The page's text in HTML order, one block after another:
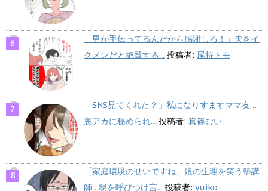
「男が手伝ってるんだから感謝しろ！」夫をイ
クメンだと絶賛する... 投稿者: 尾持トモ
「SNS見てくれた？」私になりすますママ友…
裏アカに秘められ... 投稿者: 真篠むい
「家庭環境のせいですね」娘の生理を笑う塾講
師…親を呼びつけ言... 投稿者: yuiko